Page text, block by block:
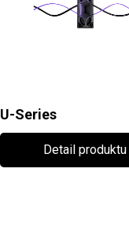
U-Series
Detail produktu